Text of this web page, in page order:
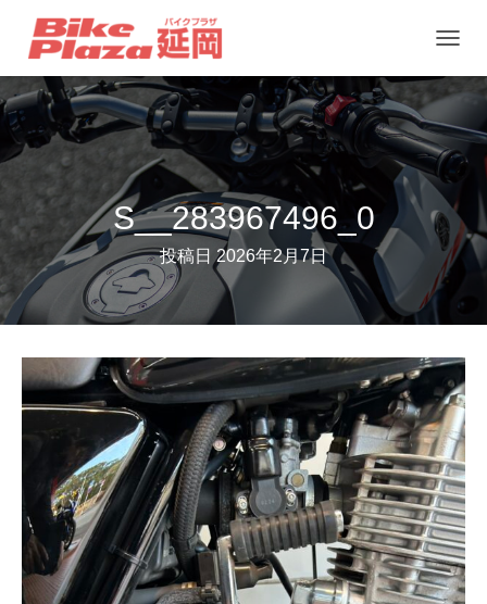
ビ
ー
シ
ョ
ン
を
り
え
S__283967496_0
投稿日2026年2月7日